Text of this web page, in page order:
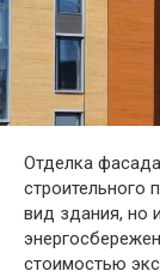
Отделка
строительного
вид здания, но
стоимостью